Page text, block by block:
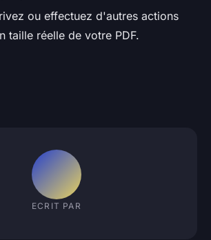
ou effectuez d'autres actions
taille réelle de votre PDF.
ECRIT PAR